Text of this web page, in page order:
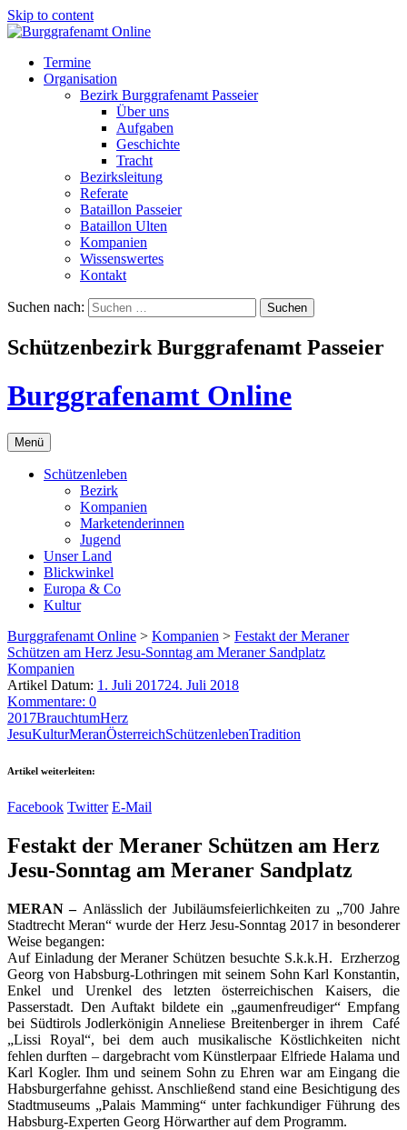
Skip to content
Termine
Organisation
Bezirk Burggrafenamt Passeier
Über uns
Aufgaben
Geschichte
Tracht
Bezirksleitung
Referate
Bataillon Passeier
Bataillon Ulten
Kompanien
Wissenswertes
Kontakt
Suchen nach:
Schützenbezirk Burggrafenamt Passeier
Burggrafenamt Online
Menü
Schützenleben
Bezirk
Kompanien
Marketenderinnen
Jugend
Unser Land
Blickwinkel
Europa & Co
Kultur
Burggrafenamt Online > Kompanien > Festakt der Meraner
Schützen am Herz Jesu-Sonntag am Meraner Sandplatz
Kompanien
Artikel Datum: 1. Juli 201724. Juli 2018
Kommentare: 0
2017BrauchtumHerz
JesuKulturMeranÖsterreichSchützenlebenTradition
Artikel weiterleiten:
Facebook Twitter E-Mail
Festakt der Meraner Schützen am Herz
Jesu-Sonntag am Meraner Sandplatz
MERAN – Anlässlich der Jubiläumsfeierlichkeiten zu „700 Jahre
Stadtrecht Meran“ wurde der Herz Jesu-Sonntag 2017 in besonderer
Weise begangen:
Auf Einladung der Meraner Schützen besuchte S.k.k.H. Erzherzog
Georg von Habsburg-Lothringen mit seinem Sohn Karl Konstantin,
Enkel und Urenkel des letzten österreichischen Kaisers, die
Passerstadt. Den Auftakt bildete ein „gaumenfreudiger“ Empfang
bei Südtirols Jodlerkönigin Anneliese Breitenberger in ihrem Café
„Lissi Royal“, bei dem auch musikalische Köstlichkeiten nicht
fehlen durften – dargebracht vom Künstlerpaar Elfriede Halama und
Karl Kogler. Ihm und seinem Sohn zu Ehren war am Eingang die
Habsburgerfahne gehisst. Anschließend stand eine Besichtigung des
Stadtmuseums „Palais Mamming“ unter fachkundiger Führung des
Habsburg-Experten Georg Hörwarther auf dem Programm.